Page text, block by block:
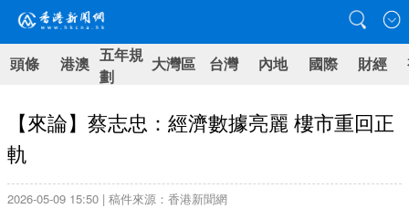
頭條 港澳 五年規
劃
大灣區 台灣 內地 國際 財經
【來論】蔡志忠：經濟數據亮麗 樓市重回正
軌
2026-05-09 15:50 | 稿件來源：香港新聞網